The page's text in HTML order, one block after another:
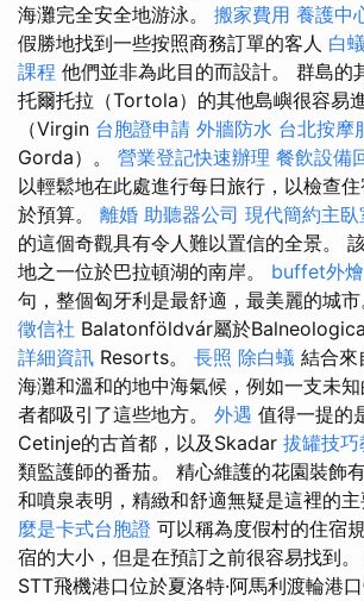
海灘完全安全地游泳。 搬家費用 養護中
假勝地找到一些按照商務訂單的客人 白
課程 他們並非為此目的而設計。 群島的
托爾托拉（Tortola）的其他島嶼很容易
（Virgin 台胞證申請 外牆防水 台北按摩
Gorda）。 營業登記快速辦理 餐飲設備
以輕鬆地在此處進行每日旅行，以檢查
於預算。 離婚 助聽器公司 現代簡約主
的這個奇觀具有令人難以置信的全景。
地之一位於巴拉頓湖的南岸。 buffet外
句，整個匈牙利是最舒適，最美麗的城市
徵信社 Balatonföldvár屬於
詳細資訊 Resorts。 長照 除白蟻 結合來
海灘和溫和的地中海氣候，例如一支未
者都吸引了這些地方。 外遇 值得一提的
Cetinje的古首都，以及Skadar 拔罐技巧
類監護師的番茄。 精心維護的花園裝飾
和噴泉表明，精緻和舒適無疑是這裡的主
麼是卡式台胞證 可以稱為度假村的住宿
宿的大小，但是在預訂之前很容易找到。
STT飛機港口位於夏洛特·阿馬利渡輪港